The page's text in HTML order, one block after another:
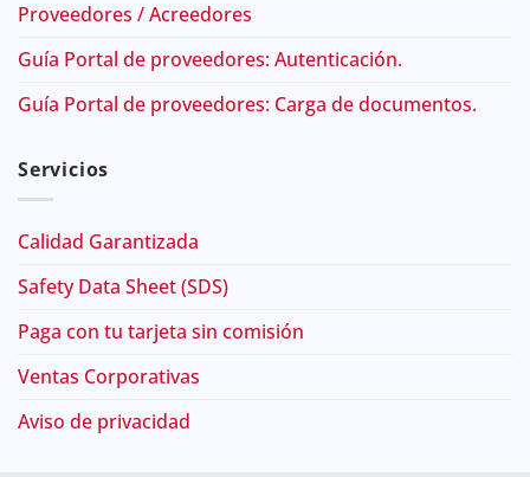
Proveedores / Acreedores
Guía Portal de proveedores: Autenticación.
Guía Portal de proveedores: Carga de documentos.
Servicios
Calidad Garantizada
Safety Data Sheet (SDS)
Paga con tu tarjeta sin comisión
Ventas Corporativas
Aviso de privacidad